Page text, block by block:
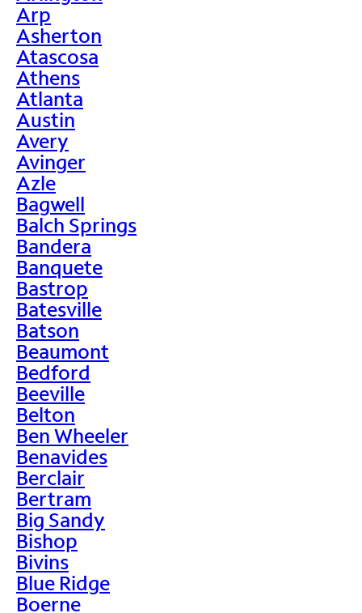
Arp
Asherton
Atascosa
Athens
Atlanta
Austin
Avery
Avinger
Azle
Bagwell
Balch Springs
Bandera
Banquete
Bastrop
Batesville
Batson
Beaumont
Bedford
Beeville
Belton
Ben Wheeler
Benavides
Berclair
Bertram
Big Sandy
Bishop
Bivins
Blue Ridge
Boerne